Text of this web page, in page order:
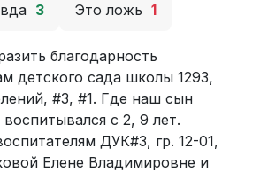
3 Это ложь 1
благодарность
детского сада школы 1293,
#3, #1. Где наш сын
с 2, 9 лет.
ДУК#3, гр. 12-01,
Елене Владимировне и